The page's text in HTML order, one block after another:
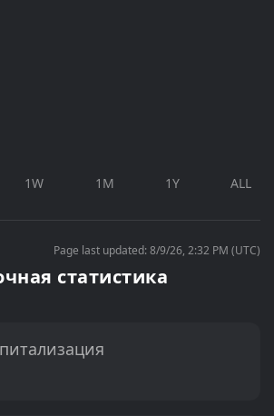
1W 1M 1Y ALL
Page last updated: 8/9/26, 2:32 PM (UTC)
статистика